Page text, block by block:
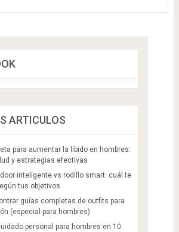
ARTICULOS
para aumentar la libido en hombres:
y estrategias efectivas
inteligente vs rodillo smart: cuál te
tus objetivos
guías completas de outfits para
(especial para hombres)
personal para hombres en 10